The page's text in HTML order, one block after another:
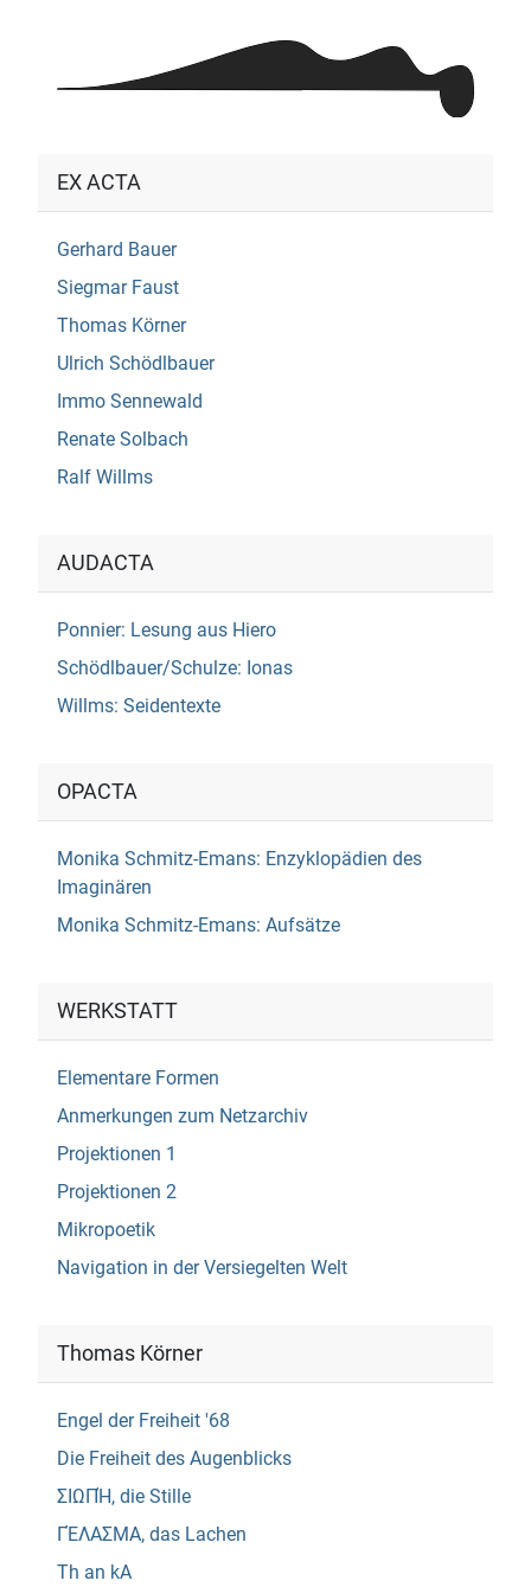
EX ACTA
Gerhard Bauer
Siegmar Faust
Thomas Körner
Ulrich Schödlbauer
Immo Sennewald
Renate Solbach
Ralf Willms
AUDACTA
Ponnier: Lesung aus Hiero
Schödlbauer/Schulze: Ionas
Willms: Seidentexte
OPACTA
Monika Schmitz-Emans: Enzyklopädien des
Imaginären
Monika Schmitz-Emans: Aufsätze
WERKSTATT
Elementare Formen
Anmerkungen zum Netzarchiv
Projektionen 1
Projektionen 2
Mikropoetik
Navigation in der Versiegelten Welt
Thomas Körner
Engel der Freiheit '68
Die Freiheit des Augenblicks
ΣΙΩΠΉ, die Stille
ΓΈΛΑΣΜΑ, das Lachen
Th an kA